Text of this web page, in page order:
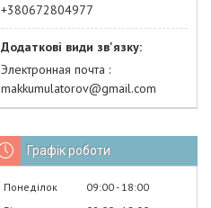
+380672804977
Электронная почта
makkumulatorov@gmail.com
Графік роботи
Понеділок 09:00 18:00